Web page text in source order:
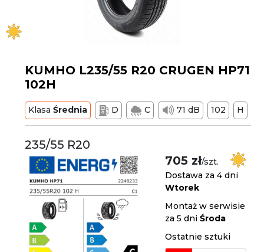
KUMHO L235/55 R20 CRUGEN HP71
102H
KlasaŚrednia D C 71 dB 102 H
235/55 R20
705 zł/szt.
Dostawa za 4 dni
Wtorek
Montaż w serwisie
za 5 dniŚroda
Ostatnie sztuki